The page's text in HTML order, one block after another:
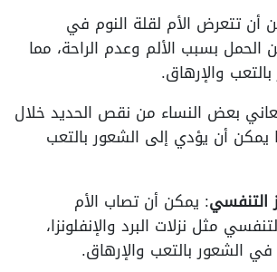
أن تتعرض الأم لقلة النوم في
الحمل بسبب الألم وعدم الراحة، مما
والإرهاق.
بعض النساء من نقص الحديد خلال
يمكن أن يؤدي إلى الشعور بالتعب
التنفسي: يمكن أن تصاب الأم
مثل نزلات البرد والإنفلونزا،
الشعور بالتعب والإرهاق.